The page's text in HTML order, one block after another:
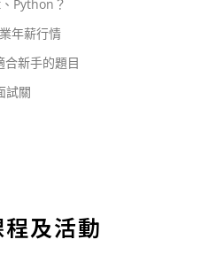
Python？
年薪行情
新手的題目
試關
及活動